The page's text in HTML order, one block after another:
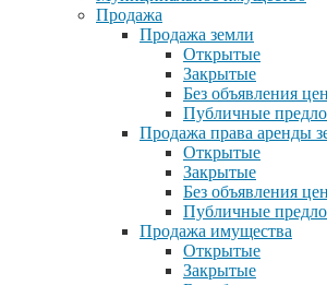
Продажа
Продажа земли
Открытые
Закрытые
Без объявления
Публичные
Продажа права аренды
Открытые
Закрытые
Без объявления
Публичные
Продажа имущества
Открытые
Закрытые